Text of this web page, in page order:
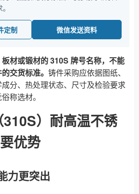
定制 微信发送资料
板材或锻材的 310S 牌号名称，不能
交货标准。 铸件采购应依据图纸、
分、热处理状态、尺寸及检验要求
称选材。
）耐高温不锈
优势
力更突出